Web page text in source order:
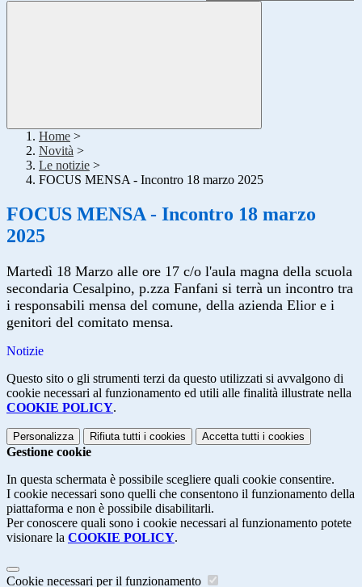
Home >
Novità >
Le notizie >
FOCUS MENSA - Incontro 18 marzo 2025
FOCUS MENSA - Incontro 18 marzo
2025
Martedì 18 Marzo alle ore 17 c/o l'aula magna della scuola
secondaria Cesalpino, p.zza Fanfani si terrà un incontro tra
i responsabili mensa del comune, della azienda Elior e i
genitori del comitato mensa.
Notizie
Questo sito o gli strumenti terzi da questo utilizzati si avvalgono di
cookie necessari al funzionamento ed utili alle finalità illustrate nella
COOKIE POLICY.
Personalizza Rifiuta tutti i cookies Accetta tutti i cookies
Gestione cookie
In questa schermata è possibile scegliere quali cookie consentire.
I cookie necessari sono quelli che consentono il funzionamento della
piattaforma e non è possibile disabilitarli.
Per conoscere quali sono i cookie necessari al funzionamento potete
visionare la COOKIE POLICY.
Cookie necessari per il funzionamento